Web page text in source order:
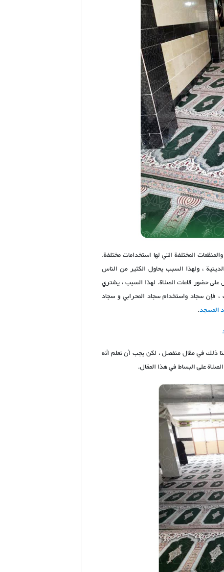
المختلفة التي لها استخدامات مختلفة.
، ولهذا السبب يحاول الكثير من الناس
على حضور قاعات الصلاة. لهذا السبب ، يشتري
فإن سجاد واستخدام سجاد المحرابي و سجاد
المسجد.
ذلك في مقال منفصل ، لكن يجب أن نعلم أنه
على البساط في هذا المقال.